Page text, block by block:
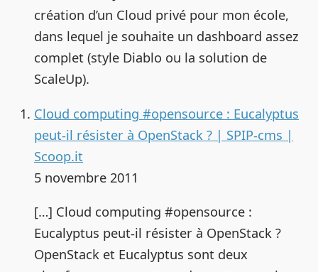
création d’un Cloud privé pour mon école,
dans lequel je souhaite un dashboard assez
complet (style Diablo ou la solution de
ScaleUp).
Cloud computing #opensource : Eucalyptus
peut-il résister à OpenStack ? | SPIP-cms |
Scoop.it
5 novembre 2011
[…] Cloud computing #opensource :
Eucalyptus peut-il résister à OpenStack ?
OpenStack et Eucalyptus sont deux